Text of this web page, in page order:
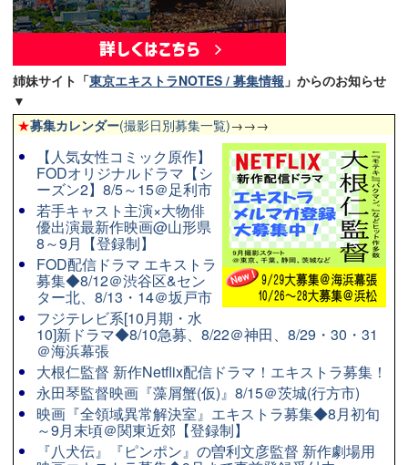
姉妹サイト「東京エキストラNOTES / 募集情報 」からのお知らせ
▼
★募集カレンダー(撮影日別募集一覧)→→→
【人気女性コミック原作】
FODオリジナルドラマ【シ
ーズン2】8/5～15＠足利市
若手キャスト主演×大物俳
優出演最新作映画@山形県
8～9月【登録制】
FOD配信ドラマ エキストラ
募集◆8/12＠渋谷区&セン
ター北、8/13・14＠坂戸市
フジテレビ系[10月期・水
10]新ドラマ◆8/10急募、8/22＠神田、8/29・30・31
＠海浜幕張
大根仁監督 新作Netflix配信ドラマ！エキストラ募集！
永田琴監督映画『藻屑蟹(仮)』8/15＠茨城(行方市)
映画『全領域異常解決室』エキストラ募集◆8月初旬
～9月末頃＠関東近郊【登録制】
『八犬伝』『ピンポン』の曽利文彦監督 新作劇場用